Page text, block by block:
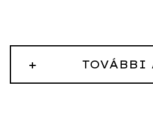
+ TOVÁBBI